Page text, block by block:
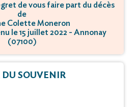
de vous faire part du décès
de
Colette Moneron
le 15 juillet 2022 - Annonay
(07100)
DU SOUVENIR